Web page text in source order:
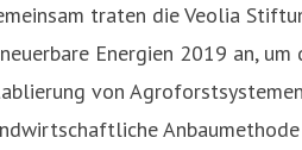
traten die Veolia
Energien 2019 an,
von